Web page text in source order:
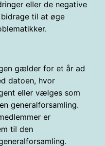
eller de negative
til at øge
gælder for et år ad
datoen, hvor
eller vælges som
generalforsamling.
er
til den